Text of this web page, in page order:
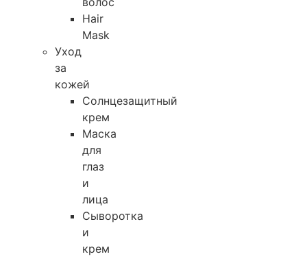
Hair
Mask
Уход
за
кожей
Солнцезащитный
крем
Маска
для
глаз
и
лица
Сыворотка
и
крем